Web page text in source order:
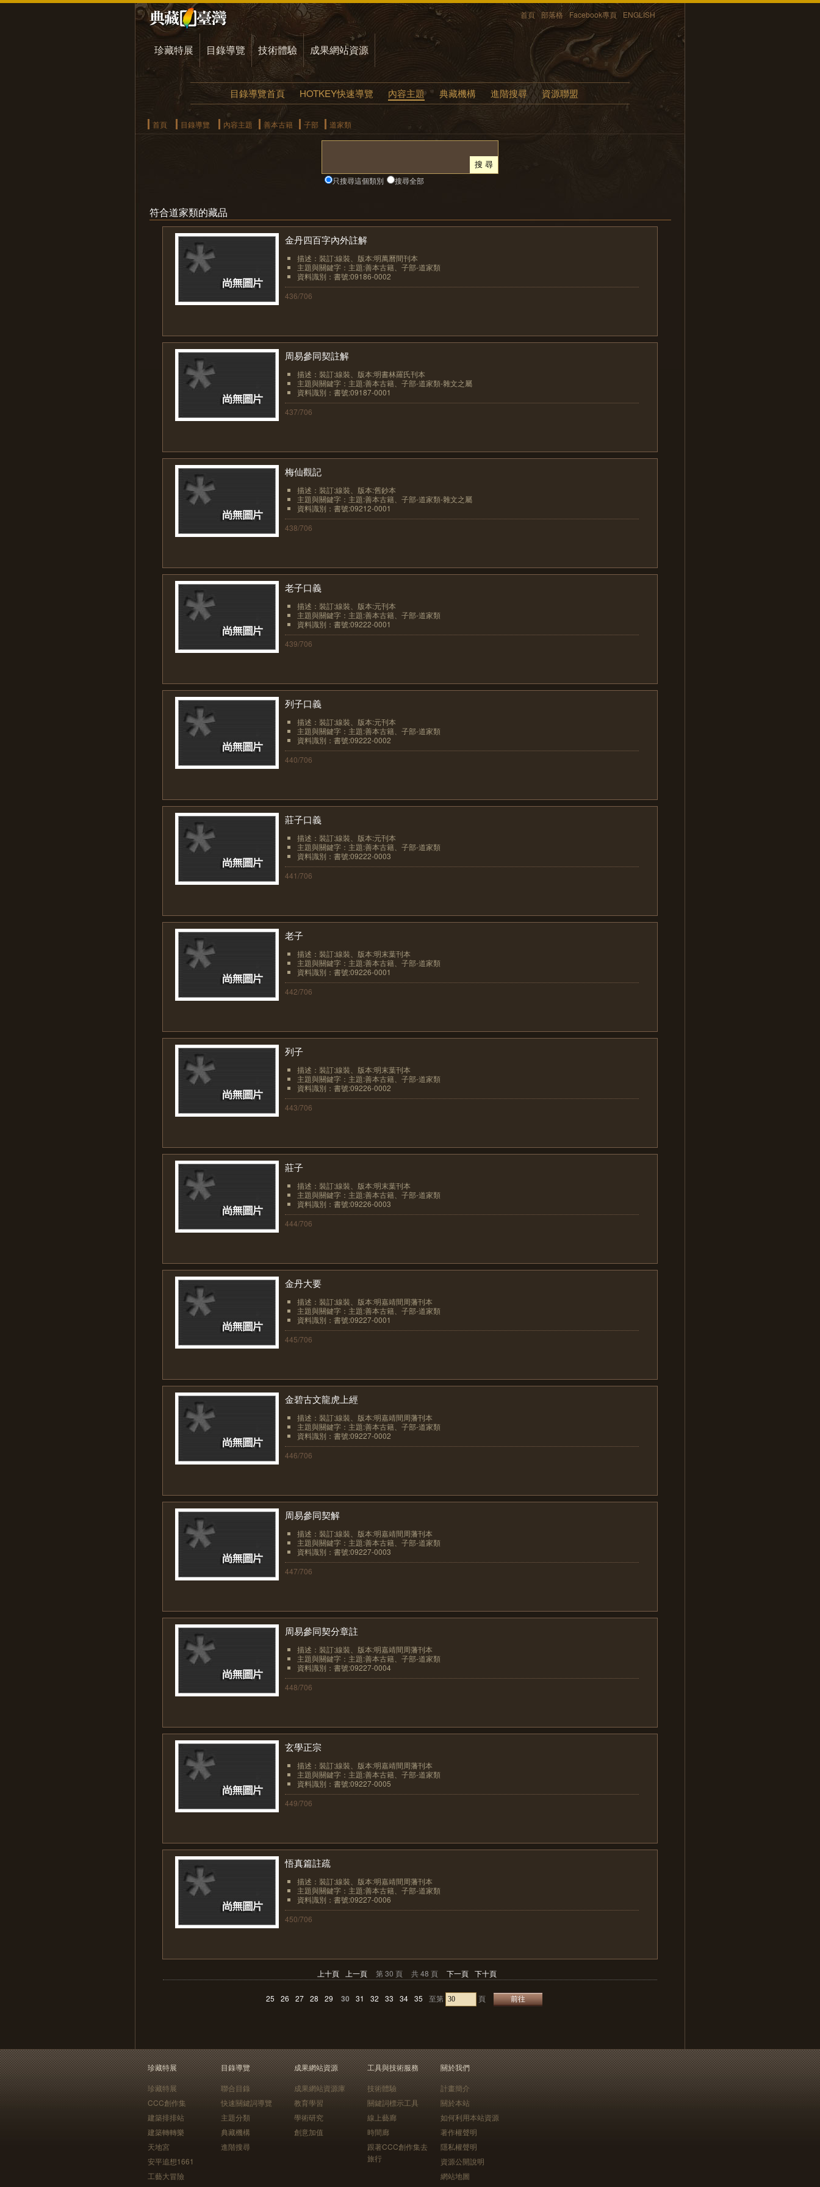
首頁 部落格 Facebook專頁 ENGLISH
珍藏特展 目錄導覽 技術體驗 成果網站資源
目錄導覽首頁 HOTKEY快速導覽 內容主題 典藏機構 進階搜尋 資源聯盟
首頁 目錄導覽 內容主題 善本古籍 子部 道家類
只搜尋這個類別 搜尋全部
符合道家類的藏品
金丹四百字內外註解
描述：裝訂:線裝、版本:明萬曆間刊本
主題與關鍵字：主題:善本古籍、子部-道家類
資料識別：書號:09186-0002
436/706
周易參同契註解
描述：裝訂:線裝、版本:明書林羅氏刊本
主題與關鍵字：主題:善本古籍、子部-道家類-雜文之屬
資料識別：書號:09187-0001
437/706
梅仙觀記
描述：裝訂:線裝、版本:舊鈔本
主題與關鍵字：主題:善本古籍、子部-道家類-雜文之屬
資料識別：書號:09212-0001
438/706
老子口義
描述：裝訂:線裝、版本:元刊本
主題與關鍵字：主題:善本古籍、子部-道家類
資料識別：書號:09222-0001
439/706
列子口義
描述：裝訂:線裝、版本:元刊本
主題與關鍵字：主題:善本古籍、子部-道家類
資料識別：書號:09222-0002
440/706
莊子口義
描述：裝訂:線裝、版本:元刊本
主題與關鍵字：主題:善本古籍、子部-道家類
資料識別：書號:09222-0003
441/706
老子
描述：裝訂:線裝、版本:明末葉刊本
主題與關鍵字：主題:善本古籍、子部-道家類
資料識別：書號:09226-0001
442/706
列子
描述：裝訂:線裝、版本:明末葉刊本
主題與關鍵字：主題:善本古籍、子部-道家類
資料識別：書號:09226-0002
443/706
莊子
描述：裝訂:線裝、版本:明末葉刊本
主題與關鍵字：主題:善本古籍、子部-道家類
資料識別：書號:09226-0003
444/706
金丹大要
描述：裝訂:線裝、版本:明嘉靖間周藩刊本
主題與關鍵字：主題:善本古籍、子部-道家類
資料識別：書號:09227-0001
445/706
金碧古文龍虎上經
描述：裝訂:線裝、版本:明嘉靖間周藩刊本
主題與關鍵字：主題:善本古籍、子部-道家類
資料識別：書號:09227-0002
446/706
周易參同契解
描述：裝訂:線裝、版本:明嘉靖間周藩刊本
主題與關鍵字：主題:善本古籍、子部-道家類
資料識別：書號:09227-0003
447/706
周易參同契分章註
描述：裝訂:線裝、版本:明嘉靖間周藩刊本
主題與關鍵字：主題:善本古籍、子部-道家類
資料識別：書號:09227-0004
448/706
玄學正宗
描述：裝訂:線裝、版本:明嘉靖間周藩刊本
主題與關鍵字：主題:善本古籍、子部-道家類
資料識別：書號:09227-0005
449/706
悟真篇註疏
描述：裝訂:線裝、版本:明嘉靖間周藩刊本
主題與關鍵字：主題:善本古籍、子部-道家類
資料識別：書號:09227-0006
450/706
上十頁 上一頁 第 30 頁 共 48 頁 下一頁 下十頁
25 26 27 28 29 30 31 32 33 34 35 至第 頁
珍藏特展
珍藏特展
CCC創作集
建築排排站
建築轉轉樂
天地宮
安平追想1661
工藝大冒險
目錄導覽
聯合目錄
快速關鍵詞導覽
主題分類
典藏機構
進階搜尋
成果網站資源
成果網站資源庫
教育學習
學術研究
創意加值
工具與技術服務
技術體驗
關鍵詞標示工具
線上藝廊
時間廊
跟著CCC創作集去
旅行
關於我們
計畫簡介
關於本站
如何利用本站資源
著作權聲明
隱私權聲明
資源公開說明
網站地圖